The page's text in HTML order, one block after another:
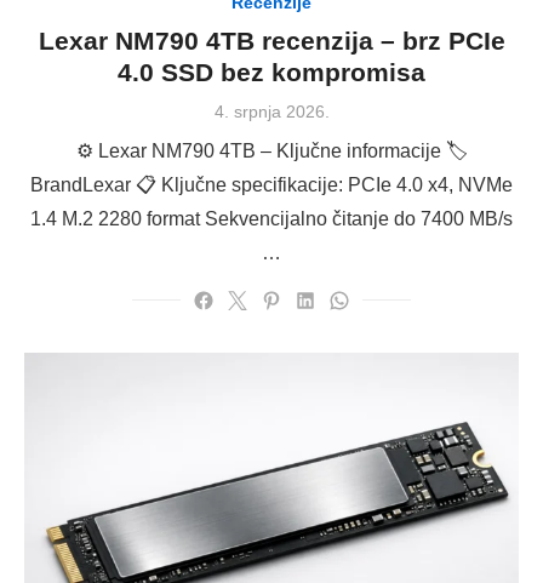
Lexar NM790 4TB recenzija – brz PCIe
4.0 SSD bez kompromisa
Posted
4. srpnja 2026.
⚙️ Lexar NM790 4TB – Ključne informacije 🏷
BrandLexar 📋 Ključne specifikacije: PCIe 4.0 x4, NVMe
1.4 M.2 2280 format Sekvencijalno čitanje do 7400 MB/s
…